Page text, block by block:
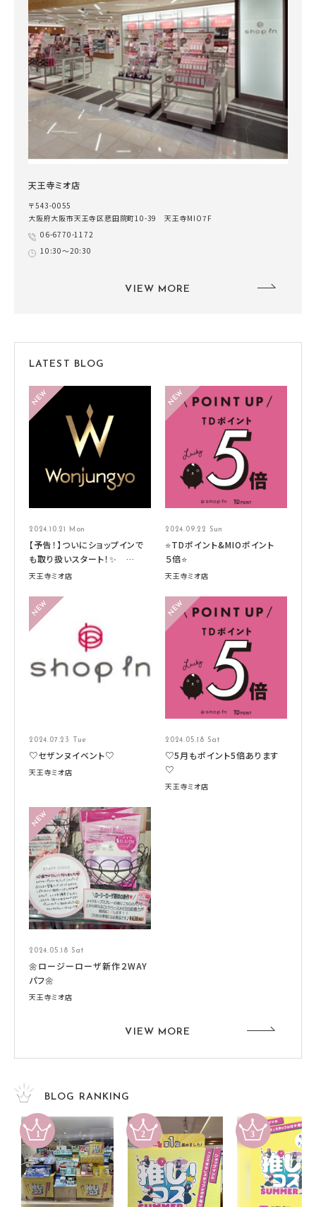
天王寺ミオ店
〒543-0055
大阪府大阪市天王寺区悲田院町10-39 天王寺MIO7F
06-6770-1172
10:30～20:30
VIEW MORE
LATEST BLOG
2024.10.21 Mon
【予告！】ついにショップインで
も取り扱いスタート！✨
Wonjungyo HAIR （ウォンジ
天王寺ミオ店
2024.09.22 Sun
⭐TDポイント&MIOポイント
５倍⭐
天王寺ミオ店
2024.07.23 Tue
♡セザンヌイベント♡
天王寺ミオ店
2024.05.18 Sat
♡5月もポイント5倍あります
♡
天王寺ミオ店
2024.05.18 Sat
🌼ロージーローザ新作２WAY
パフ🌼
天王寺ミオ店
VIEW MORE
BLOG RANKING